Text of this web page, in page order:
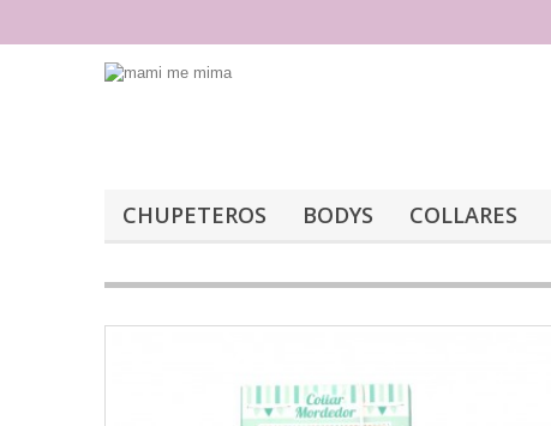
CHUPETEROS BODYS COLLARES